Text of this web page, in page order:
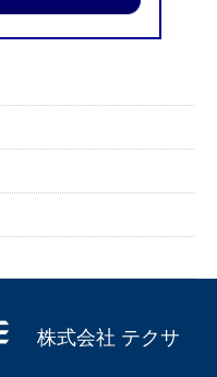
株式会社 テクサ